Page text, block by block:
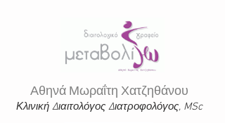
Αθηνά Μωραΐτη Χατζηθάνου
Κλινική Διαιτολόγος Διατροφολόγος, MSc